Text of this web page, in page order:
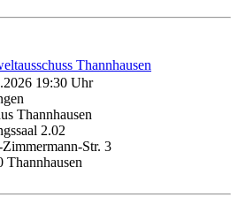
Thannhausen
19:30 Uhr
Thannhausen
2.02
Str. 3
Thannhausen